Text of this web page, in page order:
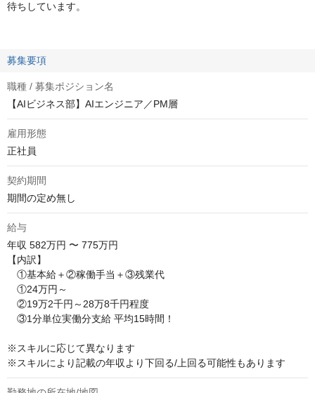
待ちしています。
募集要項
職種 / 募集ポジション名
【AIビジネス部】AIエンジニア／PM層
雇用形態
正社員
契約期間
期間の定め無し
給与
年収 582万円 〜 775万円
【内訳】
①基本給＋②稼働手当＋③残業代
①24万円～
②19万2千円～28万8千円程度
③1分単位実働分支給 平均15時間！
※スキルに応じて異なります
※スキルにより記載の年収より下回る/上回る可能性もあります